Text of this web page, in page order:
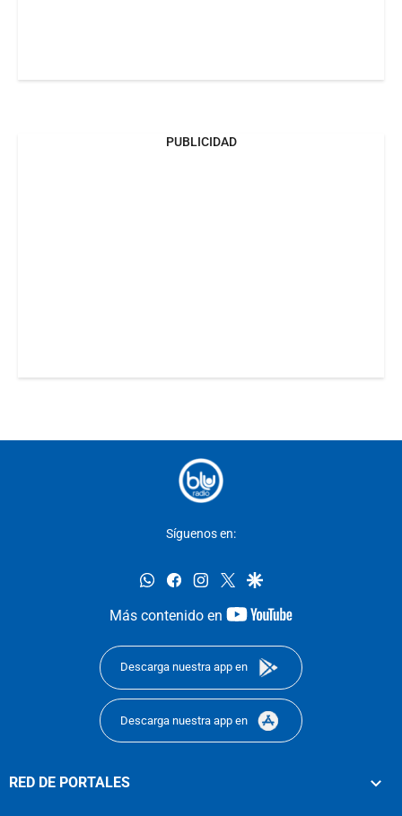
PUBLICIDAD
Síguenos en:
whatsappfacebookinstagram
twittergoogle
Más contenido en
youtube-
Descarga nuestra app en
Descarga nuestra app en
RED DE PORTALES